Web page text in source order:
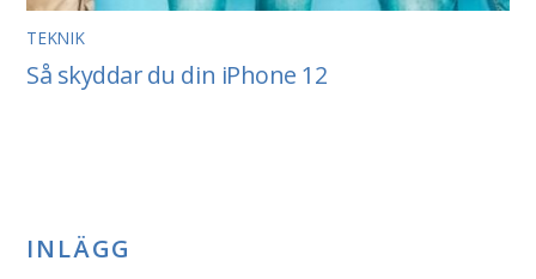
TEKNIK
Så skyddar du din iPhone 12
INLÄGG